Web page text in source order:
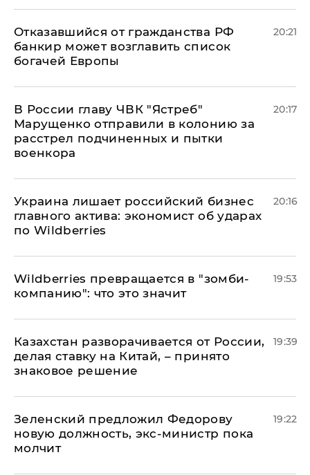
Отказавшийся от гражданства РФ
банкир может возглавить список
богачей Европы
20:21
В России главу ЧВК "Ястреб"
Марущенко отправили в колонию за
расстрел подчиненных и пытки
военкора
20:17
​Украина лишает российский бизнес
главного актива: экономист об ударах
по Wildberries
20:16
Wildberries превращается в "зомби-
компанию": что это значит
19:53
Казахстан разворачивается от России,
делая ставку на Китай, – принято
знаковое решение
19:39
Зеленский предложил Федорову
новую должность, экс-министр пока
молчит
19:22